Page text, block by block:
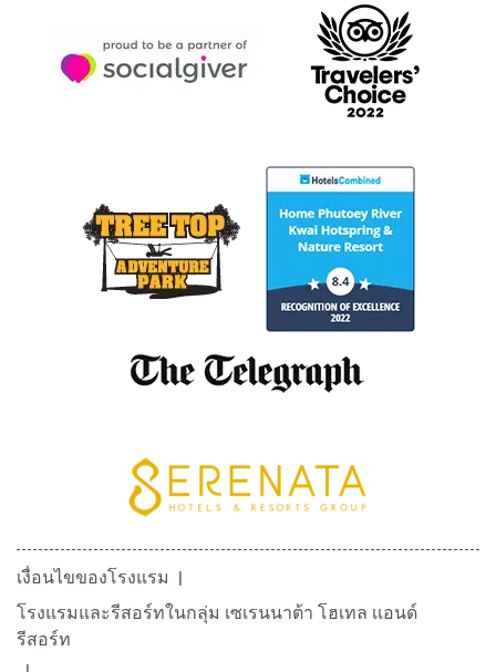
เงื่อนไขของโรงแรม
โรงแรมและรีสอร์ทในกลุ่ม เซเรนนาต้า โฮเทล เเอนด์
รีสอร์ท